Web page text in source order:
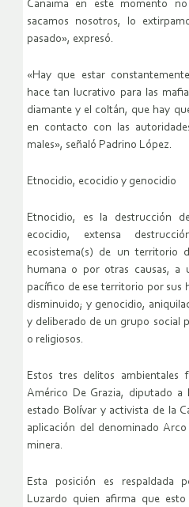
Canaima en este momento
sacamos nosotros, lo
pasado», expresó.
«Hay que estar
hace tan lucrativo para las
diamante y el coltán, que hay
en contacto con las
males», señaló Padrino López.
Etnocidio, ecocidio y genocidio
Etnocidio, es la destrucción
ecocidio, extensa
ecosistema(s) de un territorio
humana o por otras causas,
pacífico de ese territorio por sus
disminuido; y genocidio,
y deliberado de un grupo social
o religiosos.
Estos tres delitos ambientales
Américo De Grazia, diputado a
estado Bolívar y activista de la
aplicación del denominado
minera.
Esta posición es respaldada
Luzardo quien afirma que